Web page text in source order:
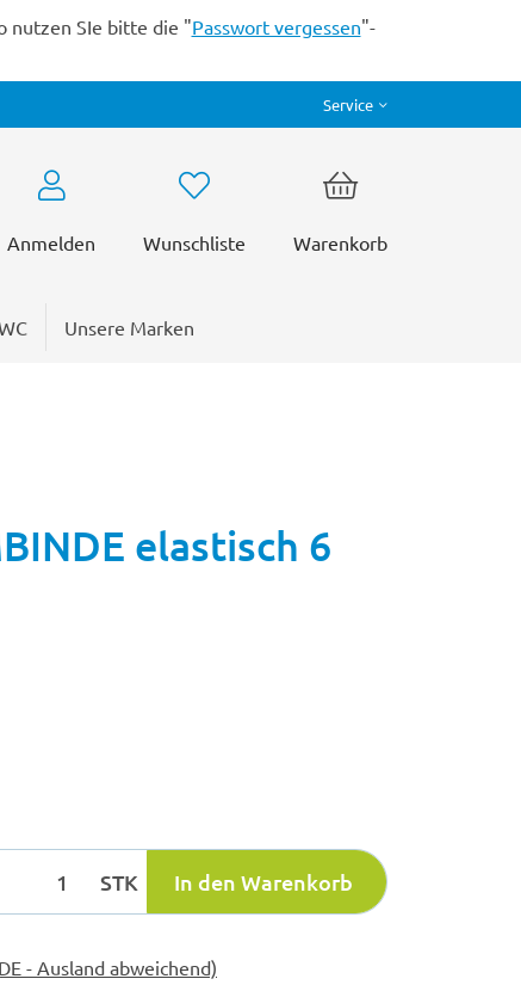
nutzen SIe bitte die "Passwort vergessen"-
Service
Anmelden Wunschliste Warenkorb
Unsere Marken
elastisch 6
STK In den Warenkorb
- Ausland abweichend)